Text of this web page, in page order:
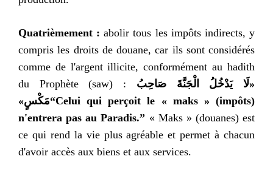
Quatrièmement :abolir tous les impôts indirects, y
compris les droits de douane, car ils sont considérés
comme de l'argent illicite, conformément au hadith
du Prophète (saw) : «لَا يَدْخُلُ الْجَنَّةَ صَاحِبُ
مَكْسٍ»“Celui qui perçoit le « maks » (impôts)
n'entrera pas au Paradis.” « Maks » (douanes) est
ce qui rend la vie plus agréable et permet à chacun
d'avoir accès aux biens et aux services.